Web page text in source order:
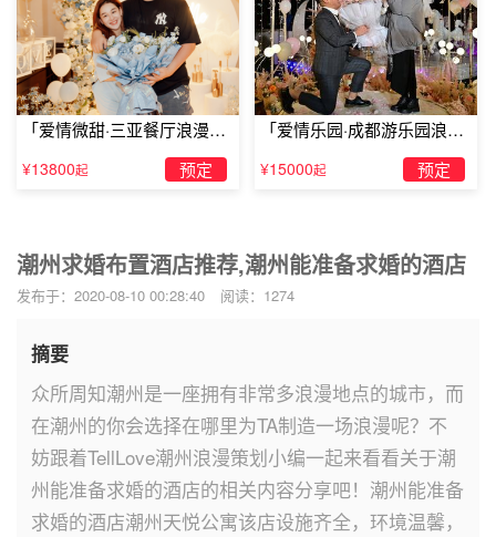
「爱情微甜·三亚餐厅浪漫求
婚」
¥13800起 预定
「爱情乐园·成都游乐园浪漫
求婚」
¥15000起 预定
潮州求婚布置酒店推荐,潮州能准备求婚的酒店
发布于：2020-08-10 00:28:40 阅读：1274
摘要
众所周知潮州是一座拥有非常多浪漫地点的城市，而
在潮州的你会选择在哪里为TA制造一场浪漫呢？不
妨跟着TellLove潮州浪漫策划小编一起来看看关于潮
州能准备求婚的酒店的相关内容分享吧！潮州能准备
求婚的酒店潮州天悦公寓该店设施齐全，环境温馨，